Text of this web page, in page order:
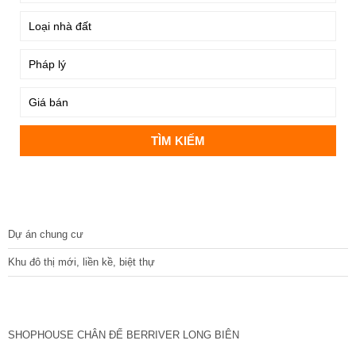
Dự án chung cư
Khu đô thị mới, liền kề, biệt thự
SHOPHOUSE CHÂN ĐẾ BERRIVER LONG BIÊN